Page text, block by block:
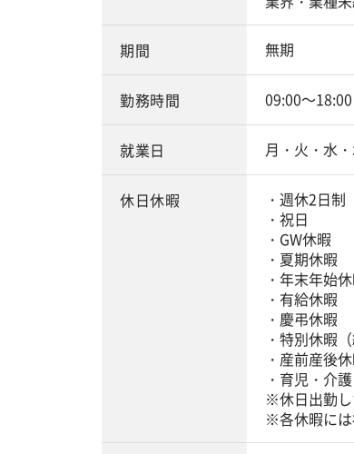
期間 無期
勤務時間 09:00～18:00
就業日 月・火・水
休日休暇
・週休2日
・祝日
・GW休暇
・夏期休暇
・年末年始
・有給休暇
・慶弔休暇
・特別休暇
・産前産後
・育児・介
※休日出勤し
※各休暇には